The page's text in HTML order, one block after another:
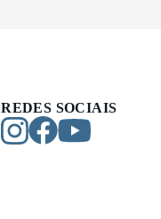
REDES SOCIAIS